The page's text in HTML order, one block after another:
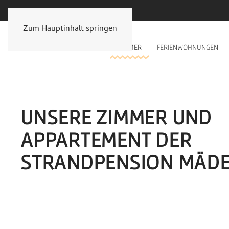
Zum Hauptinhalt springen
ZIMMER FERIENWOHNUNGEN
UNSERE ZIMMER UND
APPARTEMENT DER
STRANDPENSION